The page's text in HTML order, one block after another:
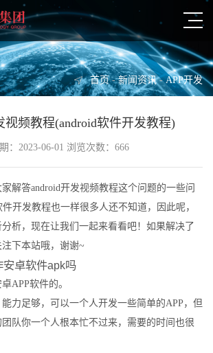
首页 - 新闻资讯 - APP开发
视频教程(android软件开发教程)
：2023-06-01 浏览次数：666
解答android开发视频教程这个问题的一些问
开发教程也一样很多人还不知道，因此呢，
析，现在让我们一起来看看吧！如果解决了
下本站哦，谢谢~
卓软件apk吗
APP软件的。
力足够，可以一个人开发一些简单的APP，但
队你一个人根本忙不过来，需要的时间也很